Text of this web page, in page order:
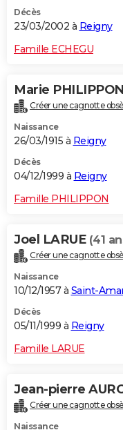
Décès
23/03/2002 à Reigny
Famille ECHEGU
Marie PHILIPPON
Créer une cagnotte
Naissance
26/03/1915 à Reigny
Décès
04/12/1999 à Reigny
Famille PHILIPPON
Joel LARUE (41
Créer une cagnotte
Naissance
10/12/1957 à Saint-
Décès
05/11/1999 à Reigny
Famille LARUE
Jean-pierre
Créer une cagnotte
Naissance